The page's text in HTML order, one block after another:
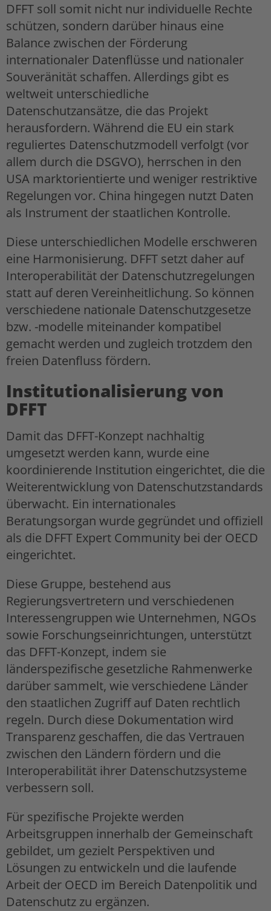
DFFT soll somit nicht nur individuelle Rechte
schützen, sondern darüber hinaus eine
Balance zwischen der Förderung
internationaler Datenflüsse und nationaler
Souveränität schaffen. Allerdings gibt es
weltweit unterschiedliche
Datenschutzansätze, die das Projekt
herausfordern. Während die EU ein stark
reguliertes Datenschutzmodell verfolgt (vor
allem durch die DSGVO), herrschen in den
USA marktorientierte und weniger restriktive
Regelungen vor. China hingegen nutzt Daten
als Instrument der staatlichen Kontrolle.
Diese unterschiedlichen Modelle erschweren
eine Harmonisierung. DFFT setzt daher auf
Interoperabilität der Datenschutzregelungen
statt auf deren Vereinheitlichung. So können
verschiedene nationale Datenschutzgesetze
bzw. -modelle miteinander kompatibel
gemacht werden und zugleich trotzdem den
freien Datenfluss fördern.
Institutionalisierung von
DFFT
Damit das DFFT-Konzept nachhaltig
umgesetzt werden kann, wurde eine
koordinierende Institution eingerichtet, die die
Weiterentwicklung von Datenschutzstandards
überwacht. Ein internationales
Beratungsorgan wurde gegründet und offiziell
als die DFFT Expert Community bei der OECD
eingerichtet.
Diese Gruppe, bestehend aus
Regierungsvertretern und verschiedenen
Interessengruppen wie Unternehmen, NGOs
sowie Forschungseinrichtungen, unterstützt
das DFFT-Konzept, indem sie
länderspezifische gesetzliche Rahmenwerke
darüber sammelt, wie verschiedene Länder
den staatlichen Zugriff auf Daten rechtlich
regeln. Durch diese Dokumentation wird
Transparenz geschaffen, die das Vertrauen
zwischen den Ländern fördern und die
Interoperabilität ihrer Datenschutzsysteme
verbessern soll.
Für spezifische Projekte werden
Arbeitsgruppen innerhalb der Gemeinschaft
gebildet, um gezielt Perspektiven und
Lösungen zu entwickeln und die laufende
Arbeit der OECD im Bereich Datenpolitik und
Datenschutz zu ergänzen.